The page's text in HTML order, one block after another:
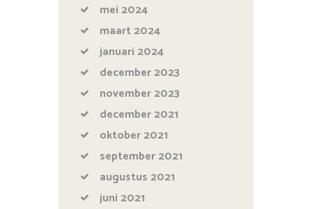
mei 2024
maart2024
januari 2024
december2023
november2023
december2021
oktober2021
september2021
augustus 2021
juni 2021